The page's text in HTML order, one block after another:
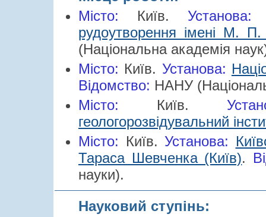
Місто: Київ.
рудоутворення імені М.
(Національна академія
Місто: Київ. Установа:
Відомство: НАНУ
Місто: Київ.
геологорозвідувальний
Місто: Київ. Установа:
Тараса Шевченка (Київ).
науки).
Науковий ступінь: